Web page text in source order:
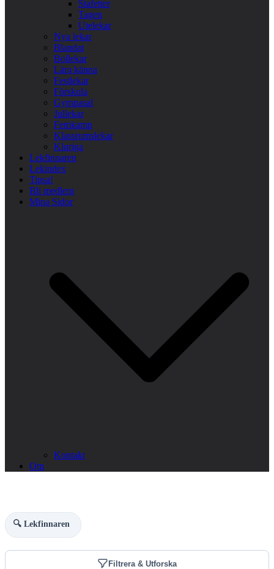
Stafetter
Tagen
Utelekar
Nya lekar
Blandat
Bollekar
Lära känna
Festlekar
Förskola
Gympasal
Jullekar
Femkamp
Klassrumslekar
Kluriga
Lekfinnaren
Lekindex
Tipsa!
Bli medlem
Mina Sidor
Kontakt
Om
🔍 Lekfinnaren
Filtrera & Utforska